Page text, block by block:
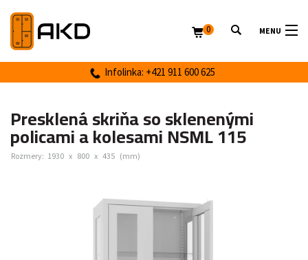
MENU
Infolinka: +421 911 600 625
0
Presklená skriňa so sklenenými
policami a kolesami NSML 115
Rozmery: 1930 x 800 x 435 (mm)